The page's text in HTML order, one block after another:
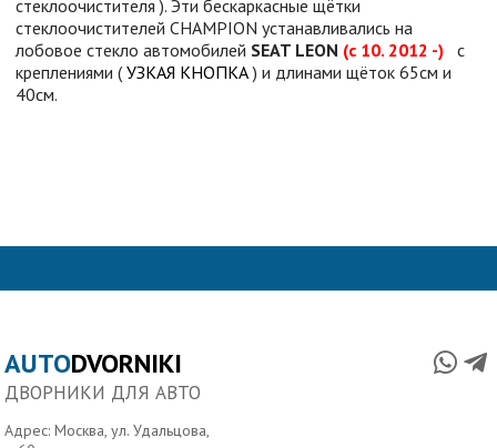
стеклоочистителя ). Эти бескаркасные щётки
стеклоочистителей CHAMPION устанавливались на
лобовое стекло автомобилей SEAT LEON (с 10. 2012 -) с
креплениями (УЗКАЯ КНОПКА) и длинами щёток 65см и
40см.
AUTODVORNIKI
ДВОРНИКИ ДЛЯ АВТО
Адрес: Москва, ул. Удальцова,